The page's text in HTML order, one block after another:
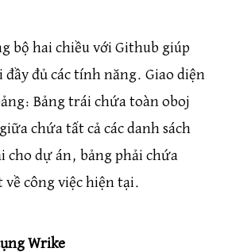
bộ hai chiều với Github giúp
đầy đủ các tính năng. Giao diện
Bảng trái chứa toàn oboj
chứa tất cả các danh sách
cho dự án, bảng phải chứa
công việc hiện tại.
Wrike